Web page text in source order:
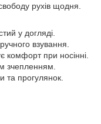
рухів щодня.
у догляді.
взування.
комфорт при носінні.
зчепленням.
та прогулянок.